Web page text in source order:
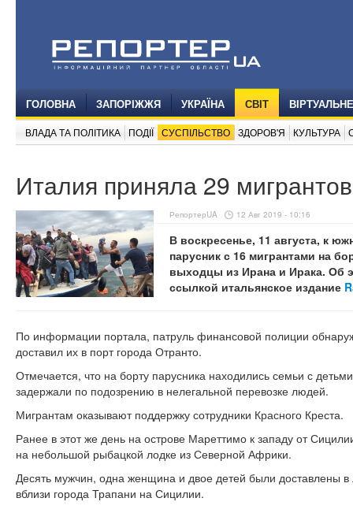
ГОЛОВНА ЗАПОРІЖЖЯ УКРАЇНА СВІТ
ВЛАДА ТА ПОЛІТИКА ПОДІЇ СУСПІЛЬСТВО ЗДОРОВ'Я КУЛЬТУРА
Италия приняла 29
РепортерUA 12 Авг 2019 - 10:16
В воскресенье, 11 августа, к
парусник с 16 мигрантами на
выходцы из Ирана и Ирака. Об
ссылкой итальянское издание
По информации портала, патруль финансовой полиции
доставил их в порт города Отранто.
Отмечается, что на борту парусника находились семьи с
задержали по подозрению в нелегальной перевозке людей.
Мигрантам оказывают поддержку сотрудники Красного Креста.
Ранее в этот же день на острове Мареттимо к западу от
на небольшой рыбацкой лодке из Северной Африки.
Десять мужчин, одна женщина и двое детей были доставлены
вблизи города Трапани на Сицилии.